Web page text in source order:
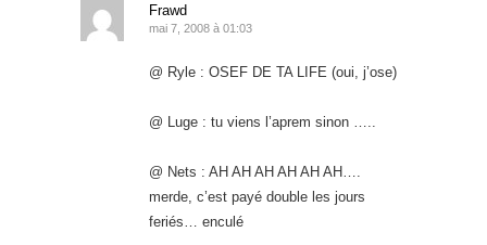
Frawd
mai 7, 2008 à 01:03
@ Ryle : OSEF DE TA LIFE (oui, j’ose)
@ Luge : tu viens l’aprem sinon …..
@ Nets : AH AH AH AH AH AH….
merde, c’est payé double les jours
feriés… enculé